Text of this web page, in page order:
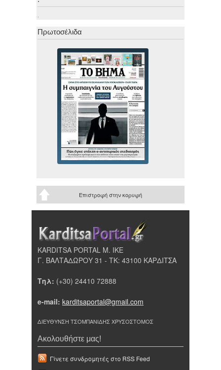
Πρωτοσέλιδα
Επιστροφή στην κορυφή
KARDITSA PORTAL Μ. ΙΚΕ
Γ. ΒΑΛΤΑΔΩΡΟΥ 31 - ΤΚ: 43100 ΚΑΡΔΙΤΣΑ
Τηλ: (+30) 24410 72888
e-mail: karditsaportal@gmail.com
ΔΙΕΥΘΥΝΣΗ ΤΣΟΜΠΑΝΙΔΗΣ ΧΡΥΣΟΣΤΟΜΟΣ
Ακολουθήστε μας!
Γίνετε συνδρομητές στο RSS Feed